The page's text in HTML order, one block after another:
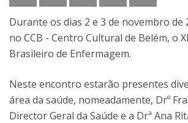
Durante os dias 2 e 3 de novembro de
no CCB - Centro Cultural de Belém, o
Brasileiro de Enfermagem.
Neste encontro estarão presentes
área da saúde, nomeadamente, Drº
Director Geral da Saúde e a Drª Ana